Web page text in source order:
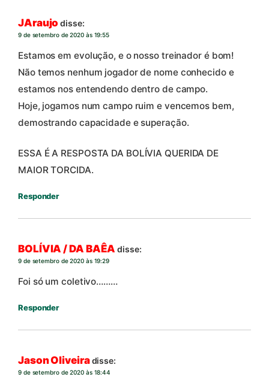
JAraujo disse:
9 de setembro de 2020 às 19:55
Estamos em evolução, e o nosso treinador é bom!
Não temos nenhum jogador de nome conhecido e
estamos nos entendendo dentro de campo.
Hoje, jogamos num campo ruim e vencemos bem,
demostrando capacidade e superação.
ESSA É A RESPOSTA DA BOLÍVIA QUERIDA DE
MAIOR TORCIDA.
Responder
BOLÍVIA / DA BAÊA disse:
9 de setembro de 2020 às 19:29
Foi só um coletivo………
Responder
Jason Oliveiradisse:
9 de setembro de 2020 às 18:44